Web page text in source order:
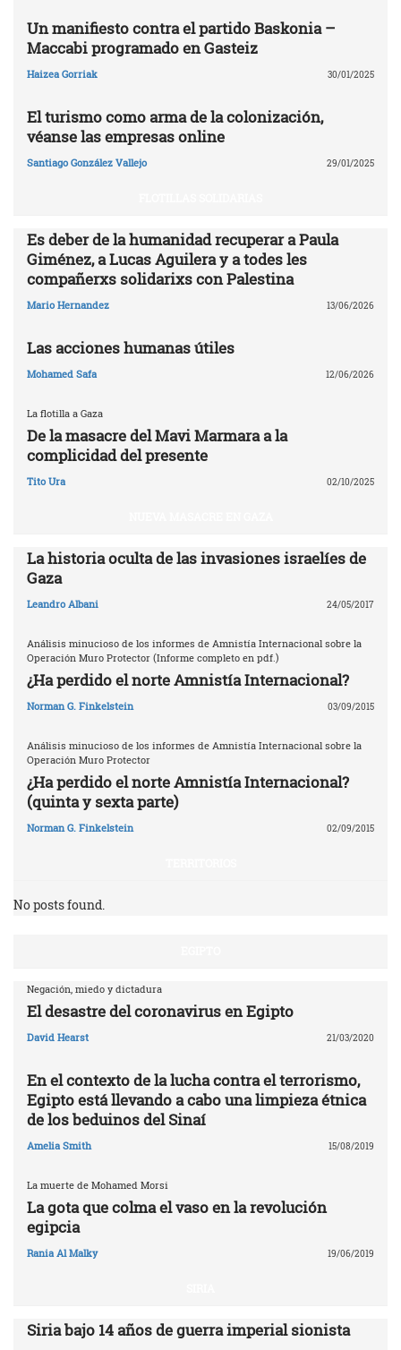
Un manifiesto contra el partido Baskonia –
Maccabi programado en Gasteiz
Haizea Gorriak 30/01/2025
El turismo como arma de la colonización,
véanse las empresas online
Santiago González Vallejo 29/01/2025
Es deber de la humanidad recuperar a Paula
Giménez, a Lucas Aguilera y a todes les
compañerxs solidarixs con Palestina
Mario Hernandez 13/06/2026
Las acciones humanas útiles
Mohamed Safa 12/06/2026
La flotilla a Gaza
De la masacre del Mavi Marmara a la
complicidad del presente
Tito Ura 02/10/2025
La historia oculta de las invasiones israelíes de
Gaza
Leandro Albani 24/05/2017
Análisis minucioso de los informes de Amnistía Internacional sobre la
Operación Muro Protector (Informe completo en pdf.)
¿Ha perdido el norte Amnistía Internacional?
Norman G. Finkelstein 03/09/2015
Análisis minucioso de los informes de Amnistía Internacional sobre la
Operación Muro Protector
¿Ha perdido el norte Amnistía Internacional?
(quinta y sexta parte)
Norman G. Finkelstein 02/09/2015
No posts found.
Negación, miedo y dictadura
El desastre del coronavirus en Egipto
David Hearst 21/03/2020
En el contexto de la lucha contra el terrorismo,
Egipto está llevando a cabo una limpieza étnica
de los beduinos del Sinaí
Amelia Smith 15/08/2019
La muerte de Mohamed Morsi
La gota que colma el vaso en la revolución
egipcia
Rania Al Malky 19/06/2019
Siria bajo 14 años de guerra imperial sionista